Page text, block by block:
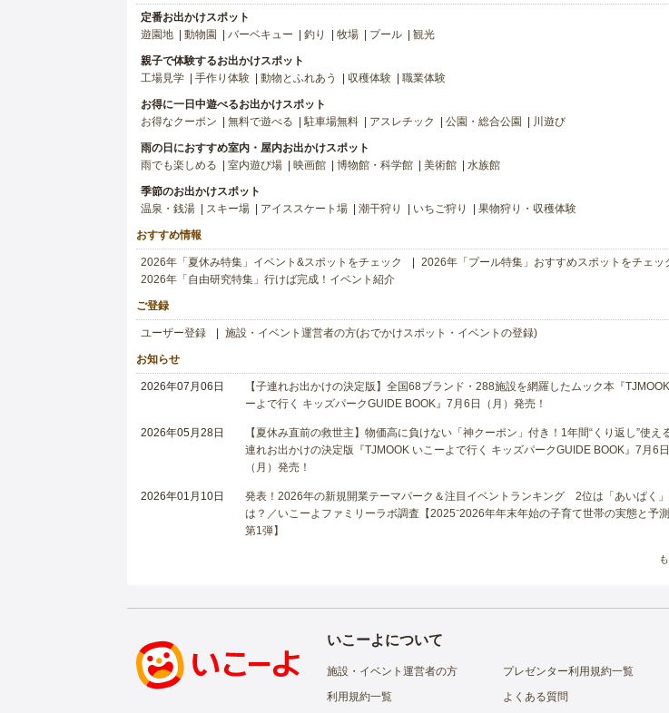
定番お出かけスポット
遊園地
動物園 バーベキュー 釣り 牧場 プール 観光
親子で体験するお出かけスポット
工場見学
手作り体験 動物とふれあう 収穫体験 職業体験
お得に一日中遊べるお出かけスポット
お得なクーポン
無料で遊べる 駐車場無料 アスレチック 公園・総合公園 川遊び
雨の日におすすめ室内・屋内お出かけスポット
雨でも楽しめる
室内遊び場 映画館 博物館・科学館 美術館 水族館
季節のお出かけスポット
温泉・銭湯
スキー場 アイススケート場 潮干狩り いちご狩り 果物狩り・収穫体験
おすすめ情報
2026年「夏休み特集」イベント&スポットをチェック
2026年「プール特集」おすすめスポットをチェッ
2026年「自由研究特集」行けば完成！イベント紹介
ご登録
ユーザー登録 施設・イベント運営者の方(おでかけスポット・イベントの登録)
お知らせ
2026年07月06日
【子連れお出かけの決定版】全国68ブランド・288施設を網羅したムック本『
ーよで行く キッズパークGUIDE BOOK』7月6日（月）発売！
2026年05月28日
【夏休み直前の救世主】物価高に負けない「神クーポン」付き！1年間“くり返し”使え
連れお出かけの決定版『TJMOOK いこーよで行く キッズパークGUIDE BOOK』7月6日
（月）発売！
2026年01月10日
発表！2026年の新規開業テーマパーク＆注目イベントランキング 2位は「あいぱく
は？／いこーよファミリーラボ調査【2025⁻2026年年末年始の子育て世帯の実態と予
第1弾】
いこーよについて
施設・イベント運営者の方
プレゼンター利用規約一覧
利用規約一覧
よくある質問